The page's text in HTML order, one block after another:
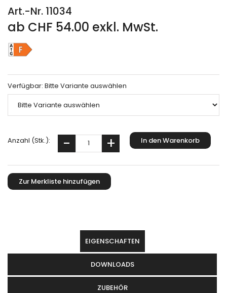
Art.-Nr. 11034
ab CHF 54.00 exkl. MwSt.
Verfügbar: Bitte Variante auswählen
Anzahl (Stk.):
EIGENSCHAFTEN
DOWNLOADS
ZUBEHÖR